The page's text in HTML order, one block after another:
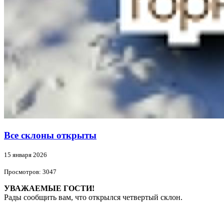
Все склоны открыты
15 января 2026
Просмотров: 3047
УВАЖАЕМЫЕ ГОСТИ!
Рады сообщить вам, что открылся четвертый склон.